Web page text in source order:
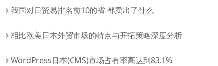
我国对日贸易排名前10的省 都卖出了什么
相比欧美日本外贸市场的特点与开拓策略深度分析
WordPress日本(CMS)市场占有率高达到83.1%